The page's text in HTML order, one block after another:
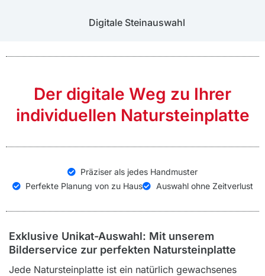
Digitale Steinauswahl
Der digitale Weg zu Ihrer
individuellen Natursteinplatte
Präziser als jedes Handmuster
Perfekte Planung von zu Haus
Auswahl ohne Zeitverlust
Exklusive Unikat-Auswahl: Mit unserem
Bilderservice zur perfekten Natursteinplatte
Jede Natursteinplatte ist ein natürlich gewachsenes